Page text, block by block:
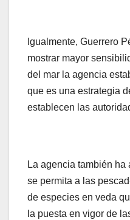
Igualmente, Guerrero
mostrar mayor
del mar la agencia
que es una estrategia
establecen las
La agencia también
se permita a las
de especies en veda
la puesta en vigor de